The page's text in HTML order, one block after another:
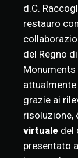
d.C.
restauro
del Regno
Monuments
attualmente
grazie ai
risoluzione,
virtuale del
presentato